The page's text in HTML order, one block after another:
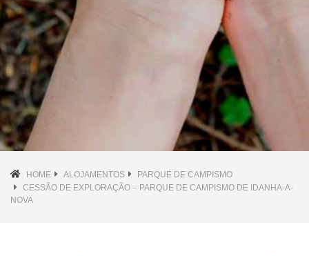
HOME ALOJAMENTOS
PARQUE DE CAMPISMO
CESSÃO DE EXPLORAÇÃO – PARQUE DE CAMPISMO DE IDANHA-A-
NOVA